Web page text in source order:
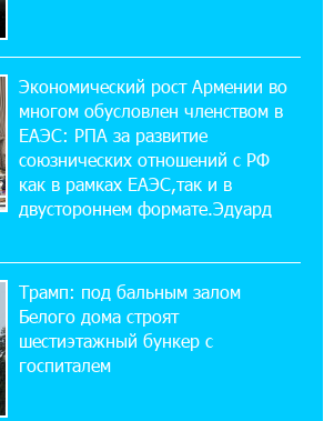
Центр продаж и обслуживания
27-07-2026
Нагорный Карабах не был в составе
Азербайджана. Аршак
к президенту страны с просьбой
армянских заключенных,
23-07-2026
Экономический рост Армении во
многом обусловлен членством в
ЕАЭС: РПА за развитие
союзнических отношений с РФ
как в рамках ЕАЭС,так и в
двустороннем формате.Эдуард
Трамп: под бальным залом
Белого дома строят
шестиэтажный бункер с
госпиталем